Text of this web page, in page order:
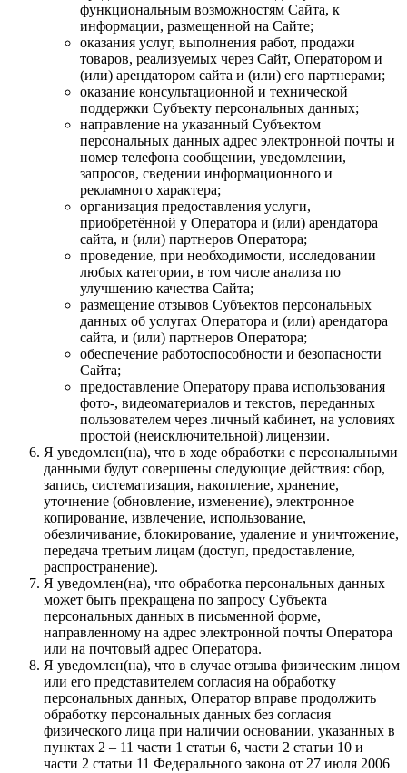
функциональным возможностям Сайта, к
информации, размещенной на Сайте;
оказания услуг, выполнения работ, продажи
товаров, реализуемых через Сайт, Оператором и
(или) арендатором сайта и (или) его партнерами;
оказание консультационной и технической
поддержки Субъекту персональных данных;
направление на указанный Субъектом
персональных данных адрес электронной почты и
номер телефона сообщении, уведомлении,
запросов, сведении информационного и
рекламного характера;
организация предоставления услуги,
приобретённой у Оператора и (или) арендатора
сайта, и (или) партнеров Оператора;
проведение, при необходимости, исследовании
любых категории, в том числе анализа по
улучшению качества Сайта;
размещение отзывов Субъектов персональных
данных об услугах Оператора и (или) арендатора
сайта, и (или) партнеров Оператора;
обеспечение работоспособности и безопасности
Сайта;
предоставление Оператору права использования
фото-, видеоматериалов и текстов, переданных
пользователем через личный кабинет, на условиях
простой (неисключительной) лицензии.
Я уведомлен(на), что в ходе обработки с персональными
данными будут совершены следующие действия: сбор,
запись, систематизация, накопление, хранение,
уточнение (обновление, изменение), электронное
копирование, извлечение, использование,
обезличивание, блокирование, удаление и уничтожение,
передача третьим лицам (доступ, предоставление,
распространение).
Я уведомлен(на), что обработка персональных данных
может быть прекращена по запросу Субъекта
персональных данных в письменной форме,
направленному на адрес электронной почты Оператора
или на почтовый адрес Оператора.
Я уведомлен(на), что в случае отзыва физическим лицом
или его представителем согласия на обработку
персональных данных, Оператор вправе продолжить
обработку персональных данных без согласия
физического лица при наличии основании, указанных в
пунктах 2 – 11 части 1 статьи 6, части 2 статьи 10 и
части 2 статьи 11 Федерального закона от 27 июля 2006